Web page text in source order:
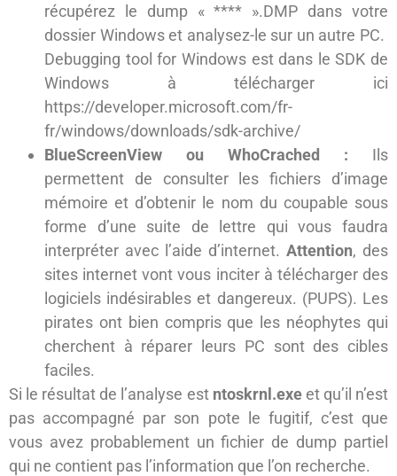
récupérez le dump « **** ».DMP dans votre
dossier Windows et analysez-le sur un autre PC.
Debugging tool for Windows est dans le SDK de
Windows à télécharger ici
https://developer.microsoft.com/fr-
fr/windows/downloads/sdk-archive/
BlueScreenView ou WhoCrached : Ils
permettent de consulter les fichiers d’image
mémoire et d’obtenir le nom du coupable sous
forme d’une suite de lettre qui vous faudra
interpréter avec l’aide d’internet. Attention, des
sites internet vont vous inciter à télécharger des
logiciels indésirables et dangereux. (PUPS). Les
pirates ont bien compris que les néophytes qui
cherchent à réparer leurs PC sont des cibles
faciles.
Si le résultat de l’analyse est ntoskrnl.exe et qu’il n’est
pas accompagné par son pote le fugitif, c’est que
vous avez probablement un fichier de dump partiel
qui ne contient pas l’information que l’on recherche.